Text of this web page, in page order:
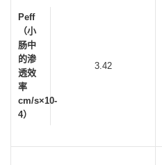
Peff
（小
肠中
的渗
透效
率
cm/s×10-
4）
3.42